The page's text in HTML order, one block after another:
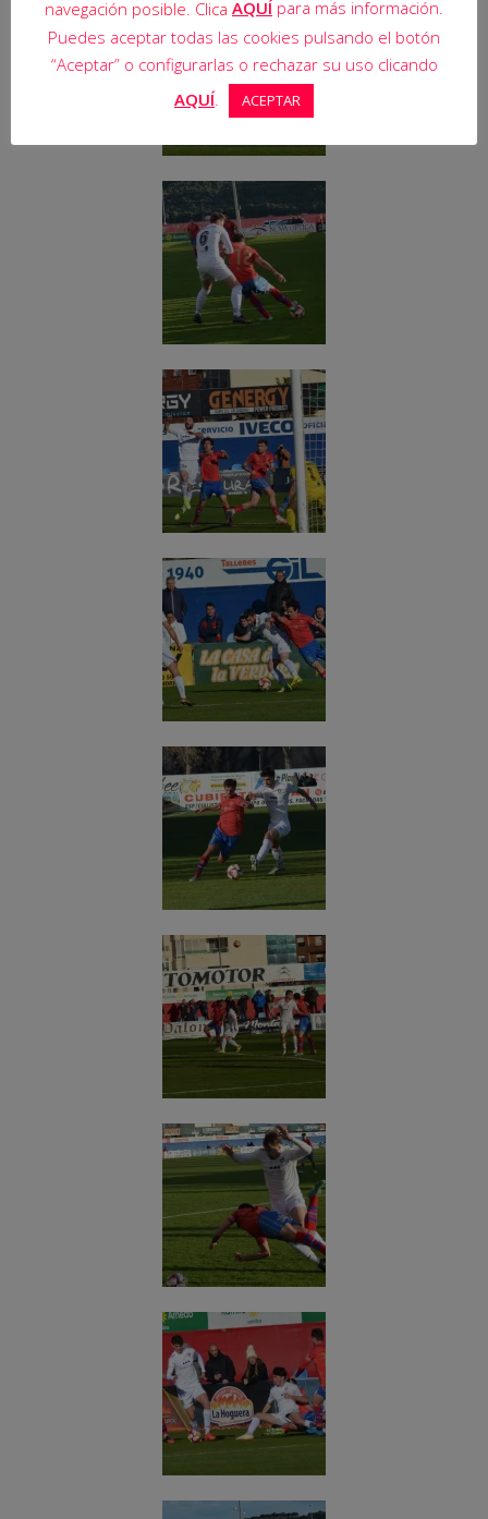
navegación posible. Clica AQUÍ para más información.
Puedes aceptar todas las cookies pulsando el botón
“Aceptar” o configurarlas o rechazar su uso clicando
AQUÍ. ACEPTAR